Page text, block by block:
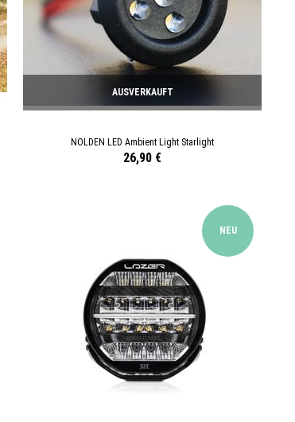
AUSVERKAUFT
NOLDEN LED Ambient Light Starlight
26,90 €
NEU